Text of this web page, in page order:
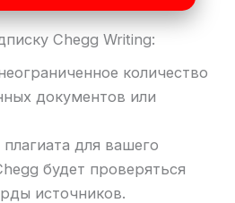
Chegg Writing:
количество
документов или
для вашего
будет проверяться
источников.